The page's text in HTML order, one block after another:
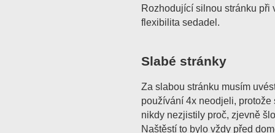
Rozhodující silnou stránku při
flexibilita sedadel.
Slabé stránky
Za slabou stránku musím
používání 4x neodjeli,
nikdy nezjistily proč, zjevně
Naštěstí to bylo vždy před